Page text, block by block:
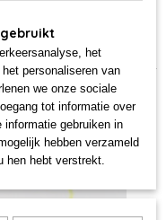
Mondgeblazen wensflesje
het
personaliseren van
we onze sociale
tot informatie over
informatie gebruiken in
hebben verzameld
hen hebt verstrekt.